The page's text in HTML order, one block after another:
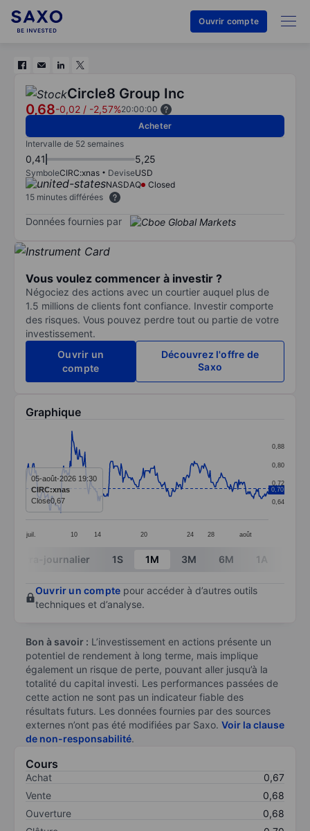
Ouvrir compte
Circle8 Group Inc
0,68-0,02 / -2,57%20:00:00
Acheter
Intervalle de 52 semaines
0,41 5,25
SymboleCIRC:xnas DeviseUSD
NASDAQ
Closed
15 minutes différées
Données fournies par
Vous voulez commencer à investir ?
Négociez des actions avec un courtier auquel plus de
1.5 millions de clients font confiance. Investir comporte
des risques. Vous pouvez perdre tout ou partie de votre
investissement.
Ouvrir un
compte
Découvrez l'offre de
Saxo
Graphique
Line chart with 263 data points.
The chart has 1 X axis displaying categories.
The chart has 1 Y axis displaying values. Data
juil. 10 14 20 24 28 août
0,64
0,72
0,80
0,88
0,70
05-août-2026 19:30
CIRC:xnas
Close0,67
End of interactive chart.
Intra-journalier 1S 1M 3M 6M 1A
Ouvrir un compte pour accéder à d’autres outils
techniques et d’analyse.
Bon à savoir : L’investissement en actions présente un
potentiel de rendement à long terme, mais implique
également un risque de perte, pouvant aller jusqu’à la
totalité du capital investi. Les performances passées de
cette action ne sont pas un indicateur fiable des
résultats futurs. Les données fournies par des sources
externes n’ont pas été modifiées par Saxo. Voir la clause
de non-responsabilité.
Cours
Achat
0,67
Vente
0,68
Ouverture
0,68